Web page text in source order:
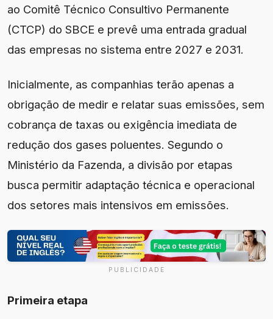
ao Comitê Técnico Consultivo Permanente
(CTCP) do SBCE e prevê uma entrada gradual
das empresas no sistema entre 2027 e 2031.
Inicialmente, as companhias terão apenas a
obrigação de medir e relatar suas emissões, sem
cobrança de taxas ou exigência imediata de
redução dos gases poluentes. Segundo o
Ministério da Fazenda, a divisão por etapas
busca permitir adaptação técnica e operacional
dos setores mais intensivos em emissões.
PUBLICIDADE
Primeira etapa